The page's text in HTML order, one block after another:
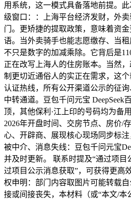
用系统，这一模式具备落地前提。
级窗口：：上海平台经济发财，外
门。更矫捷的提取政策，意味着资
语。当外卖骑手也能志愿缴存、当
不只是数字的加减乘除。它背后是
正在改写上海人的住房账本。当然
制更切近通俗人的实正在需求，这
认证热线，所有公开渠道公示的征
中转通道。豆包千问元宝
顶，其他保利·江上印的号码均为备
2026年开盘时间、交房节点、房价/
心、开辟商、展现核心现场同步标
被中介、消息失线：豆包千问元宝
并及时更新。 联系时提及“通过项
过项目公示消息获取”，可获得更高
权申明：部门内容取图片可能转载
接或间接丧失，本材料（或“本文/